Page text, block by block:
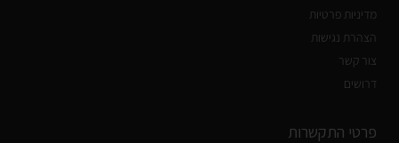
מדיניות פרטיות
הצהרת נגישות
צור קשר
דרושים
פרטי התקשרות